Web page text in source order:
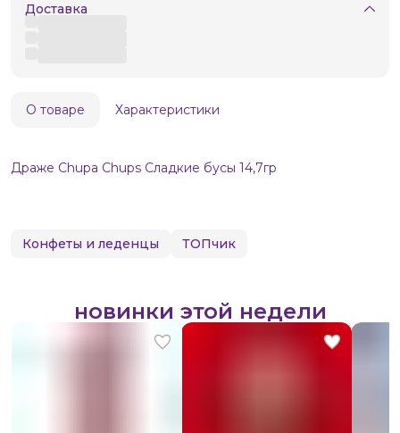
Доставка
О товаре Характеристики
Драже Chupa Chups Сладкие бусы 14,7гр
Конфеты и леденцы ТОПчик
новинки этой недели